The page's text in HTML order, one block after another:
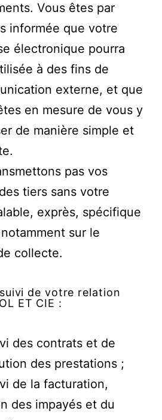
Vous êtes par
informée que votre
électronique pourra
à des fins de
externe, et que
en mesure de vous y
de manière simple et
pas vos
tiers sans votre
exprès, spécifique
sur le
collecte.
de votre relation
ET CIE :
des contrats et de
des prestations ;
de la facturation,
des impayés et du